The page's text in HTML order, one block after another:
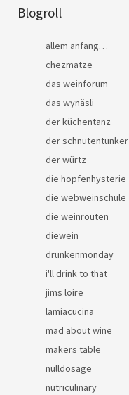
Blogroll
allem anfang…
chezmatze
das weinforum
das wynäsli
der küchentanz
der schnutentunker
der würtz
die hopfenhysterie
die webweinschule
die weinrouten
diewein
drunkenmonday
i'll drink to that
jims loire
lamiacucina
mad about wine
makers table
nulldosage
nutriculinary